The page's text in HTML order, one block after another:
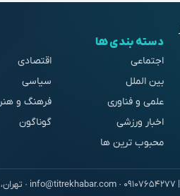
دسته بندی ها
اجتماعی
اقتصادی
بین الملل
سیاسی
علمی و فناوری
فرهنگ و هنر
اخبار ورزشی
گوناگون
محبوب ترین ها